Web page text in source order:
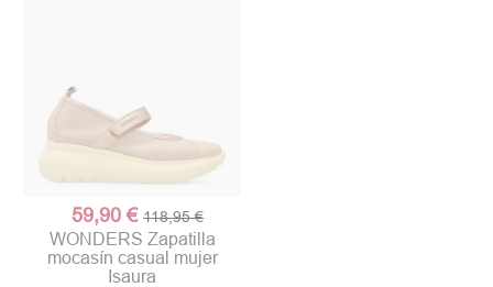
59,90 € 118,95 €
WONDERS Zapatilla
mocasín casual mujer
Isaura